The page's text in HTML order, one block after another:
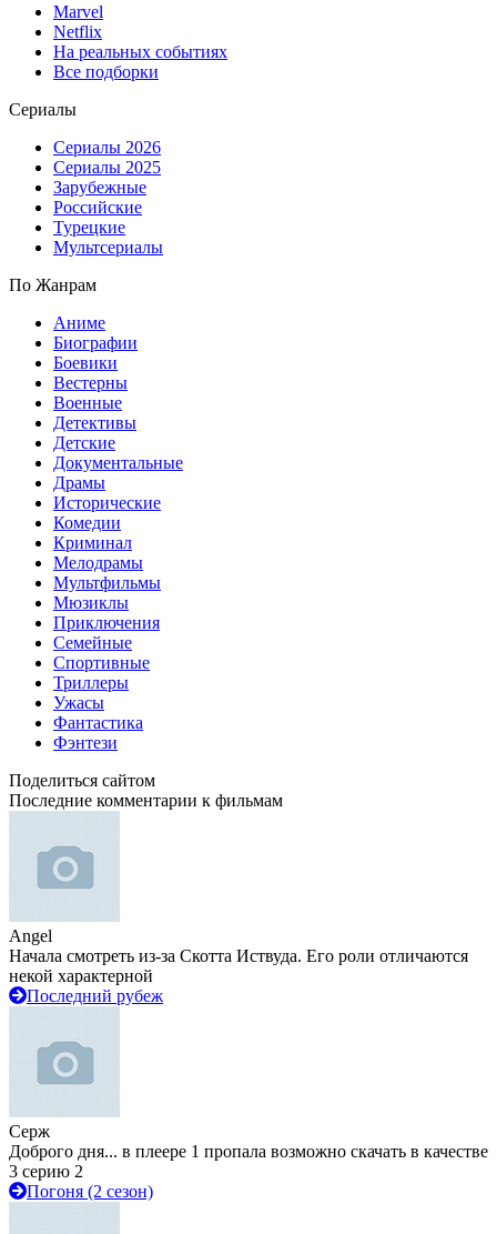
Marvel
Netflix
На реальных событиях
Все подборки
Сериалы
Сериалы 2026
Сериалы 2025
Зарубежные
Российские
Турецкие
Мультсериалы
По Жанрам
Аниме
Биографии
Боевики
Вестерны
Военные
Детективы
Детские
Документальные
Драмы
Исторические
Комедии
Криминал
Мелодрамы
Мультфильмы
Мюзиклы
Приключения
Семейные
Спортивные
Триллеры
Ужасы
Фантастика
Фэнтези
Поделиться сайтом
Последние комментарии к фильмам
Angel
Начала смотреть из-за Скотта Иствуда. Его роли отличаются
некой характерной
Последний рубеж
Серж
Доброго дня... в плеере 1 пропала возможно скачать в качестве
3 серию 2
Погоня (2 сезон)